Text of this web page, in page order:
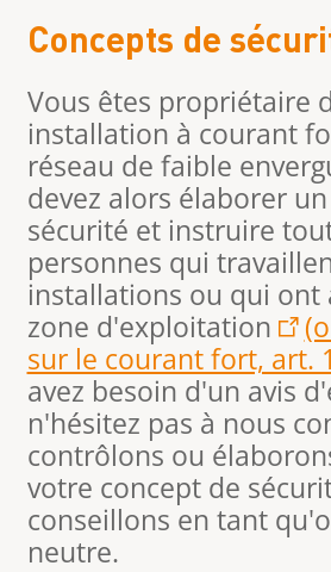
Concepts de
Vous êtes propriétaire
installation à courant
réseau de faible
devez alors élaborer
sécurité et instruire
personnes qui
installations ou qui ont
zone d'exploitation
sur le courant fort, art.
avez besoin d'un avis
n'hésitez pas à nous
contrôlons ou
votre concept de
conseillons en tant
neutre.